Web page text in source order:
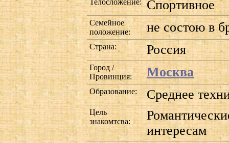
Спортивное
Семейное
положение:
не состою в
Страна: Россия
Город /
Провинция:
Москва
Образование: Среднее
Цель
знакомтсва:
интересам